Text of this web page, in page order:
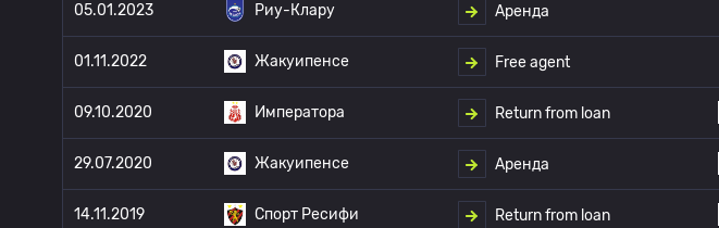
05.01.2023 Риу-Клару Аренда
01.11.2022 Жакуипенсе Free agent
09.10.2020 Императора Return from loan
29.07.2020 Жакуипенсе Аренда
14.11.2019 Спорт Ресифи Return from loan